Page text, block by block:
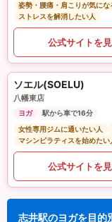
姿勢・腰痛・肩こりが気にな
ストレスを解消したい人
公式サイトを
ソエル(SOELU)
八幡東店
ヨガ
駅から車で16分
女性専用ジムに通いたい人
マシンピラティスを始めたい
公式サイトを
志井駅のヨガを目的